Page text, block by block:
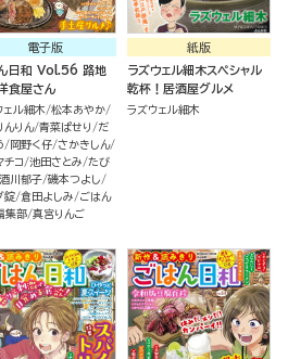
電子版
日和 Vol.56 路地
食屋さん
ェル細木
松本あやか
んりん 青菜ぱせり
だ
岡野く仔 さかきしん
チコ 池田さとみ たび
酒川郁子 磯本つよし
錠 倉田よしみ
ごはん
集部 真宮りんご
紙版
ラズウェル細木スペシャル
乾杯！居酒屋グルメ
ラズウェル細木